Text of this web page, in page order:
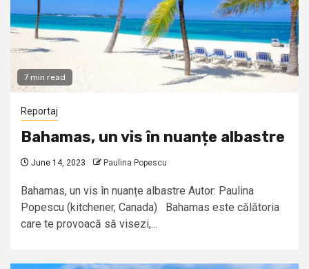
7 min read
Reportaj
Bahamas, un vis în nuanțe albastre
June 14, 2023 Paulina Popescu
Bahamas, un vis în nuanțe albastre Autor: Paulina
Popescu (kitchener, Canada) Bahamas este călătoria
care te provoacă să visezi,...